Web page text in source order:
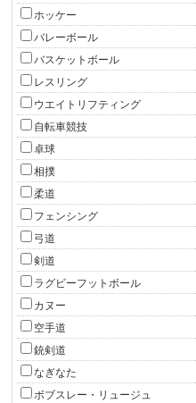
ホッケー
バレーボール
バスケットボール
レスリング
ウエイトリフティング
自転車競技
卓球
相撲
柔道
フェンシング
弓道
剣道
ラグビーフットボール
カヌー
空手道
銃剣道
なぎなた
ボブスレー・リュージュ